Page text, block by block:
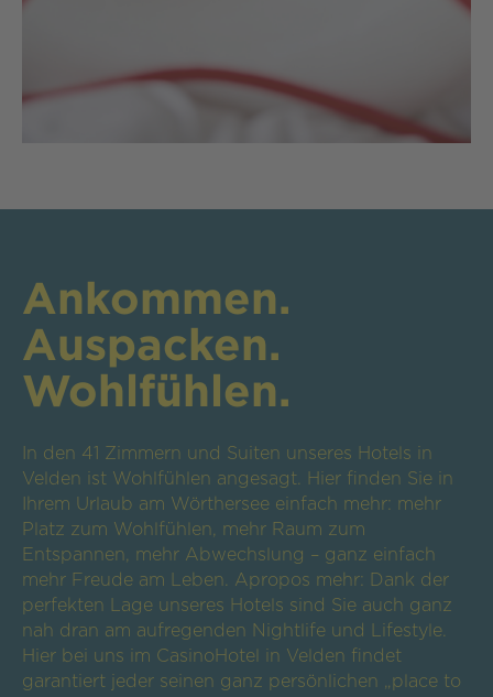
Ankommen.
Auspacken.
Wohlfühlen.
In den 41 Zimmern und Suiten unseres Hotels in
Velden ist Wohlfühlen angesagt. Hier finden Sie in
Ihrem Urlaub am Wörthersee einfach mehr: mehr
Platz zum Wohlfühlen, mehr Raum zum
Entspannen, mehr Abwechslung – ganz einfach
mehr Freude am Leben. Apropos mehr: Dank der
perfekten Lage unseres Hotels sind Sie auch ganz
nah dran am aufregenden Nightlife und Lifestyle.
Hier bei uns im CasinoHotel in Velden findet
garantiert jeder seinen ganz persönlichen „place to